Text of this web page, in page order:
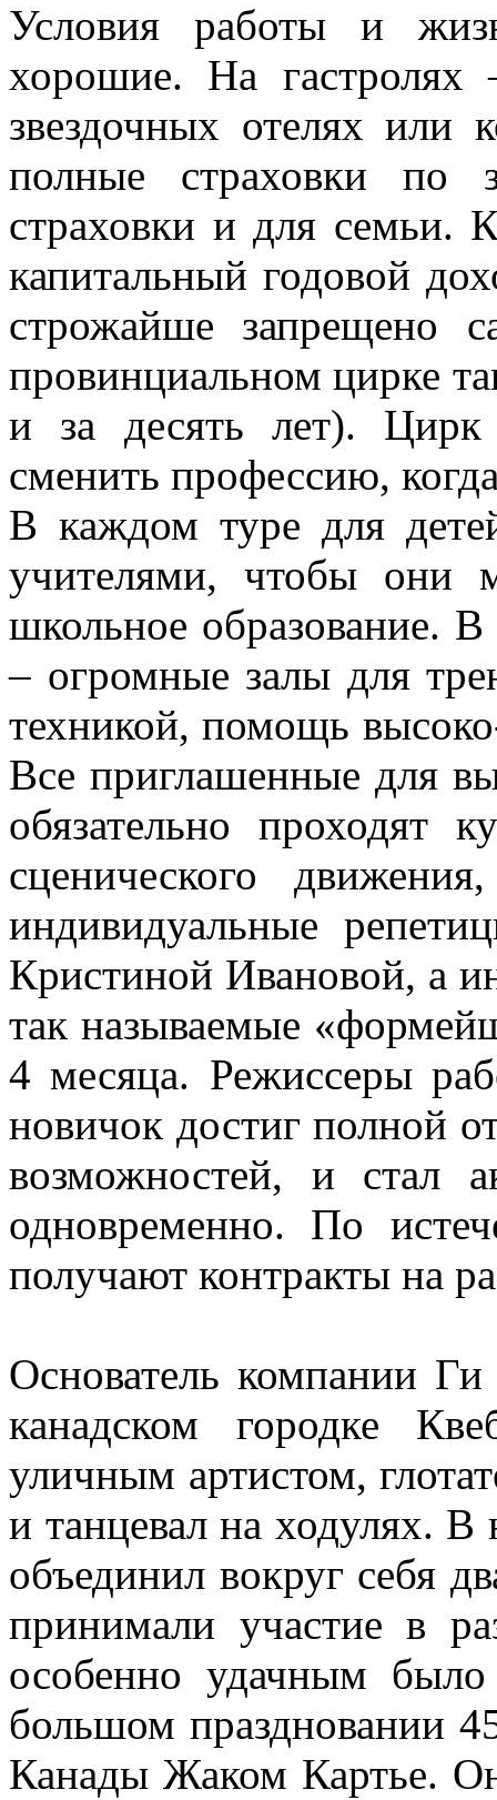
Условия работы и
хорошие. На гастролях
звездочных отелях или
полные страховки по
страховки и для семьи.
капитальный годовой
строжайше запрещено
провинциальном цирке
и за десять лет).
сменить профессию,
В каждом туре для
учителями, чтобы они
школьное образование.
– огромные залы для
техникой, помощь
Все приглашенные для
обязательно проходят
сценического
индивидуальные
Кристиной Ивановой, а
так называемые
4 месяца. Режиссеры
новичок достиг полной
возможностей, и стал
одновременно. По
получают контракты на
Основатель компании
канадском городке
уличным артистом,
и танцевал на ходулях. В
объединил вокруг себя
принимали участие в
особенно удачным
большом праздновании
Канады Жаком Картье.